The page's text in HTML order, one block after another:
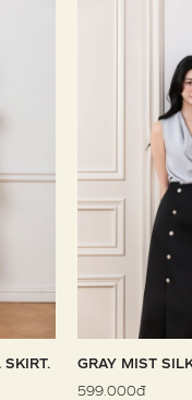
GRAY MIST
599.000đ